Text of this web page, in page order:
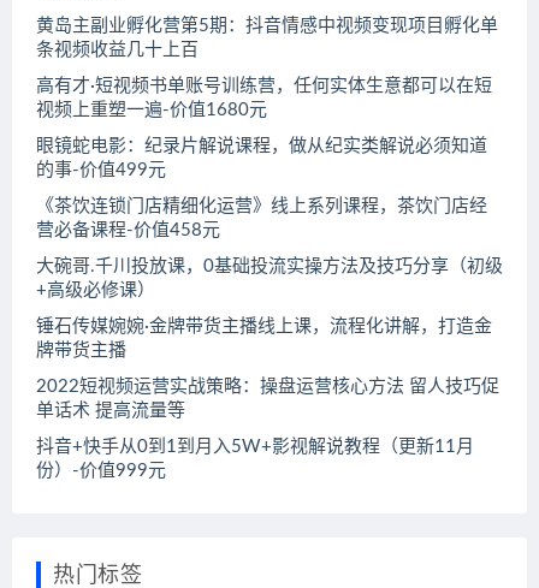
黄岛主副业孵化营第5期：抖音情感中视频变现项目孵化单
条视频收益几十上百
高有才·短视频书单账号训练营，任何实体生意都可以在短
视频上重塑一遍-价值1680元
眼镜蛇电影：纪录片解说课程，做从纪实类解说必须知道
的事-价值499元
《茶饮连锁门店精细化运营》线上系列课程，茶饮门店经
营必备课程-价值458元
大碗哥.千川投放课，0基础投流实操方法及技巧分享（初级
+高级必修课）
锤石传媒婉婉·金牌带货主播线上课，流程化讲解，打造金
牌带货主播
2022短视频运营实战策略：操盘运营核心方法 留人技巧促
单话术 提高流量等
抖音+快手从0到1到月入5W+影视解说教程（更新11月
份）-价值999元
热门标签